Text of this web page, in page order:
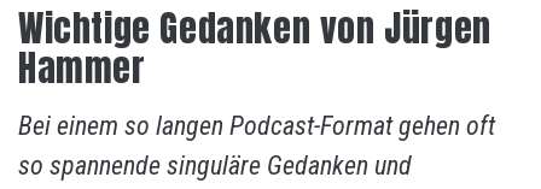
Wichtige Gedanken von Jürgen
Hammer
Bei einem so langen Podcast-Format gehen oft
so spannende singuläre Gedanken und